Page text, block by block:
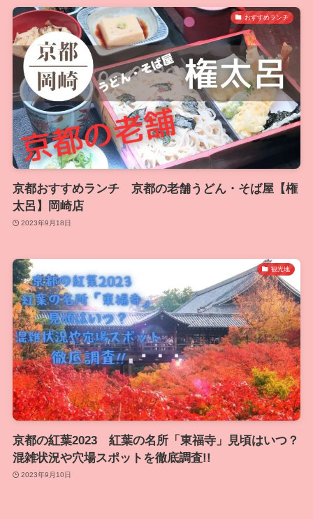
おすすめランチ
京都おすすめランチ 京都の老舗うどん・そば屋【権
太呂】岡崎店
2023年9月18日
観光地
京都の紅葉2023 紅葉の名所「東福寺」見頃はいつ？
混雑状況や穴場スポットを徹底調査!!
2023年9月10日